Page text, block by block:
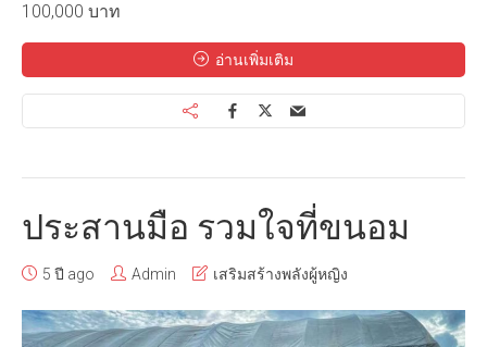
100,000 บาท
อ่านเพิ่มเติม
ประสานมือ รวมใจที่ขนอม
5 ปี ago Admin เสริมสร้างพลังผู้หญิง